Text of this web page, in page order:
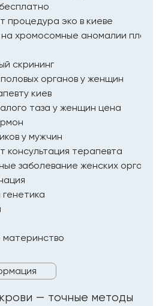
процедура эко в киеве
хромосомные аномалии плода
скрининг
органов у женщин
киев
таза у женщин цена
у мужчин
консультация терапевта
заболевание женских органов
генетика
— точные методы